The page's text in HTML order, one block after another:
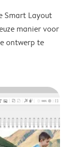
Smart Layout
manier voor
ontwerp te